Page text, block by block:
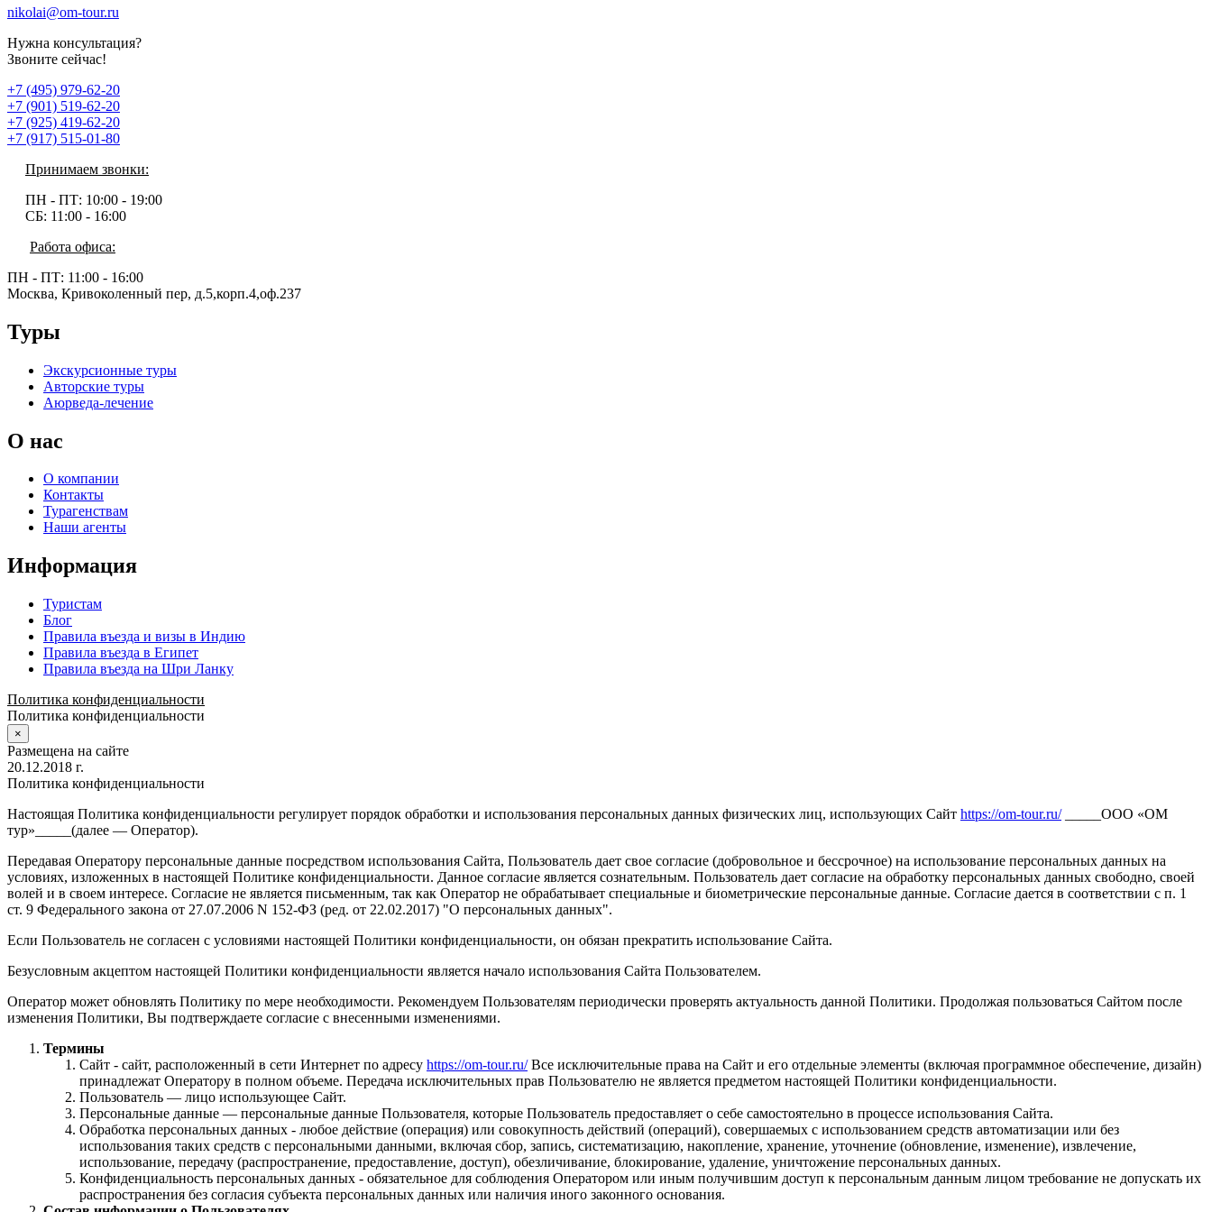
nikolai@om-tour.ru
Нужна консультация?
Звоните сейчас!
+7 (495) 979-62-20
+7 (901) 519-62-20
+7 (925) 419-62-20
+7 (917) 515-01-80
Принимаем звонки:
ПН - ПТ: 10:00 - 19:00
СБ: 11:00 - 16:00
Работа офиса:
ПН - ПТ: 11:00 - 16:00
Москва, Кривоколенный пер, д.5,корп.4,оф.237
Туры
Экскурсионные туры
Авторские туры
Аюрведа-лечение
О нас
О компании
Контакты
Турагенствам
Наши агенты
Информация
Туристам
Блог
Правила въезда и визы в Индию
Правила въезда в Египет
Правила въезда на Шри Ланку
Политика конфиденциальности
Политика конфиденциальности
×
Размещена на сайте
20.12.2018 г.
Политика конфиденциальности
Настоящая Политика конфиденциальности регулирует порядок обработки и использования персональных данных физических лиц, использующих Сайт https://om-tour.ru/_____ООО «ОМ
тур»_____(далее — Оператор).
Передавая Оператору персональные данные посредством использования Сайта, Пользователь дает свое согласие (добровольное и бессрочное) на использование персональных данных на
условиях, изложенных в настоящей Политике конфиденциальности. Данное согласие является сознательным. Пользователь дает согласие на обработку персональных данных свободно, своей
волей и в своем интересе. Согласие не является письменным, так как Оператор не обрабатывает специальные и биометрические персональные данные. Согласие дается в соответствии с п. 1
ст. 9 Федерального закона от 27.07.2006 N 152-ФЗ (ред. от 22.02.2017) "О персональных данных".
Если Пользователь не согласен с условиями настоящей Политики конфиденциальности, он обязан прекратить использование Сайта.
Безусловным акцептом настоящей Политики конфиденциальности является начало использования Сайта Пользователем.
Оператор может обновлять Политику по мере необходимости. Рекомендуем Пользователям периодически проверять актуальность данной Политики. Продолжая пользоваться Сайтом после
изменения Политики, Вы подтверждаете согласие с внесенными изменениями.
Термины
Сайт - сайт, расположенный в сети Интернет по адресу https://om-tour.ru/Все исключительные права на Сайт и его отдельные элементы (включая программное обеспечение, дизайн)
принадлежат Оператору в полном объеме. Передача исключительных прав Пользователю не является предметом настоящей Политики конфиденциальности.
Пользователь — лицо использующее Сайт.
Персональные данные — персональные данные Пользователя, которые Пользователь предоставляет о себе самостоятельно в процессе использования Сайта.
Обработка персональных данных - любое действие (операция) или совокупность действий (операций), совершаемых с использованием средств автоматизации или без
использования таких средств с персональными данными, включая сбор, запись, систематизацию, накопление, хранение, уточнение (обновление, изменение), извлечение,
использование, передачу (распространение, предоставление, доступ), обезличивание, блокирование, удаление, уничтожение персональных данных.
Конфиденциальность персональных данных - обязательное для соблюдения Оператором или иным получившим доступ к персональным данным лицом требование не допускать их
распространения без согласия субъекта персональных данных или наличия иного законного основания.